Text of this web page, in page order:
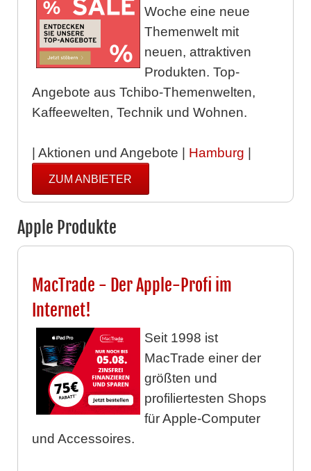
Woche eine neue
Themenwelt mit
neuen, attraktiven
Produkten. Top-
Angebote aus Tchibo-Themenwelten,
Kaffeewelten, Technik und Wohnen.
| Aktionen und Angebote | Hamburg
ZUM ANBIETER
Apple Produkte
MacTrade - Der Apple-Profi im
Internet!
Seit 1998 ist
MacTrade einer der
größten und
profiliertesten Shops
für Apple-Computer
und Accessoires.